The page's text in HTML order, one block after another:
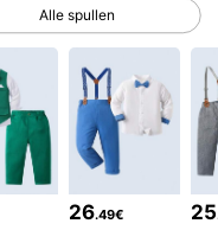
Alle spullen
26.49€ 25